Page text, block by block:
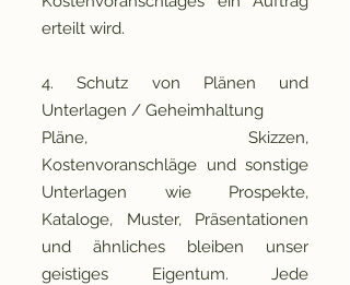
erteilt wird.
4. Schutz von Plänen und
Unterlagen / Geheimhaltung
Pläne, Skizzen,
Kostenvoranschläge und sonstige
Unterlagen wie Prospekte,
Kataloge, Muster, Präsentationen
und ähnliches bleiben unser
geistiges Eigentum. Jede